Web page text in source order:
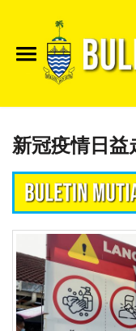
新冠疫情日益